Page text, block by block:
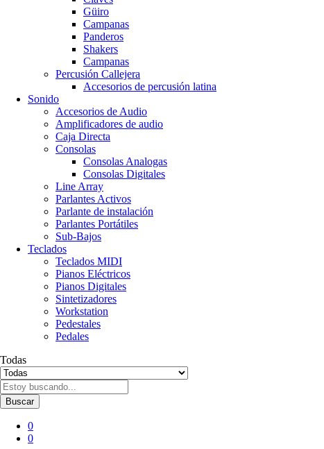
Güiro
Campanas
Panderos
Shakers
Campanas
Percusión Callejera
Accesorios de percusión latina
Sonido
Accesorios de Audio
Amplificadores de audio
Caja Directa
Consolas
Consolas Analogas
Consolas Digitales
Line Array
Parlantes Activos
Parlante de instalación
Parlantes Portátiles
Sub-Bajos
Teclados
Teclados MIDI
Pianos Eléctricos
Pianos Digitales
Sintetizadores
Workstation
Pedestales
Pedales
Todas
Buscar
0
0